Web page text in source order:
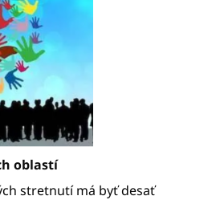
oblastí
stretnutí má byť desať